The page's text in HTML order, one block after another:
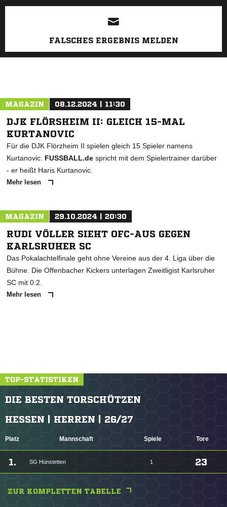
ANZEIGE
FALSCHES ERGEBNIS MELDEN
MAGAZIN 08.12.2024 | 11:30
DJK FLÖRSHEIM II: GLEICH 15-MAL
KURTANOVIC
Für die DJK Flörzheim II spielen gleich 15 Spieler namens
Kurtanovic. FUSSBALL.de spricht mit dem Spielertrainer darüber
- er heißt Haris Kurtanovic.
Mehr lesen
MAGAZIN 29.10.2024 | 20:30
RUDI VÖLLER SIEHT OFC-AUS GEGEN
KARLSRUHER SC
Das Pokalachtelfinale geht ohne Vereine aus der 4. Liga über die
Bühne. Die Offenbacher Kickers unterlagen Zweitligist Karlsruher
SC mit 0:2.
Mehr lesen
TOP-STATISTIKEN
DIE BESTEN TORSCHÜTZEN
HESSEN | HERREN | 26/27
Platz Mannschaft Spiele Tore
1. SG Hünstetten 1 23
ZUR KOMPLETTEN TABELLE